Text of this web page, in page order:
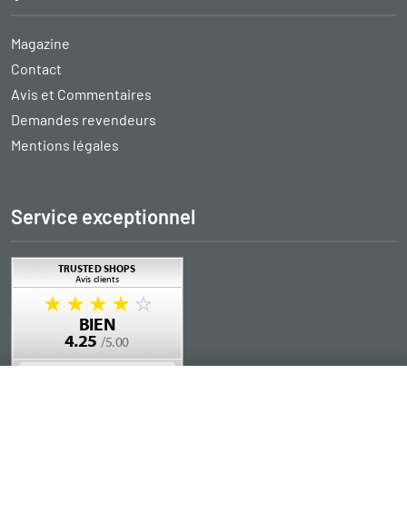
Magazine
Contact
Avis et Commentaires
Demandes revendeurs
Mentions légales
Service exceptionnel